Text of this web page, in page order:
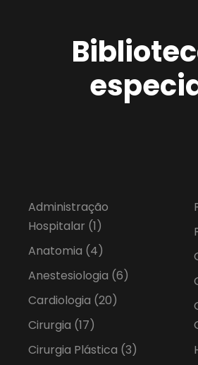
Administração
Hospitalar (1)
Anatomia (4)
Anestesiologia (6)
Cardiologia (20)
Cirurgia (17)
Cirurgia Plástica (3)